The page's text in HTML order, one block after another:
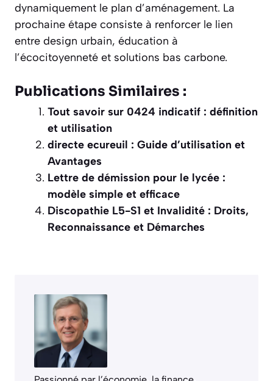
dynamiquement le plan d’aménagement. La
prochaine étape consiste à renforcer le lien
entre design urbain, éducation à
l’écocitoyenneté et solutions bas carbone.
Publications Similaires :
Tout savoir sur 0424 indicatif : définition
et utilisation
directe ecureuil : Guide d’utilisation et
Avantages
Lettre de démission pour le lycée :
modèle simple et efficace
Discopathie L5-S1 et Invalidité : Droits,
Reconnaissance et Démarches